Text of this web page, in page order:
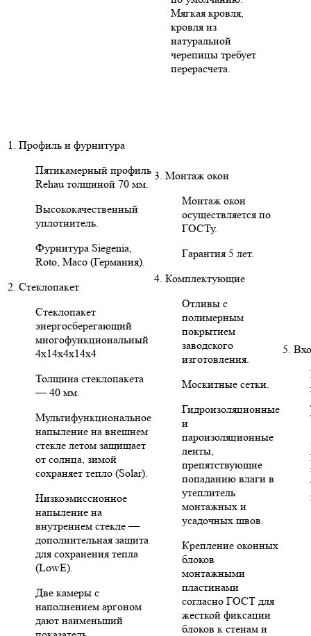
Мягкая кровля,
кровля из
натуральной
черепицы требует
перерасчета.
1. Профиль и фурнитура
Пятикамерный профиль
Rehau толщиной 70 мм.
Высококачественный
уплотнитель.
Фурнитура Siegenia,
Roto, Maco (Германия).
2. Стеклопакет
Стеклопакет
энергосберегающий
многофункциональный
4х14х4х14х4
Толщина стеклопакета
— 40 мм.
Мультифункциональное
напыление на внешнем
стекле летом защищает
от солнца, зимой
сохраняет тепло (Solar).
Низкоэмиссионное
напыление на
внутреннем стекле —
дополнительная защита
для сохранения тепла
(LowE).
Две камеры с
наполнением аргоном
дают наименьший
3. Монтаж окон
Монтаж окон
осуществляется по
ГОСТу.
Гарантия 5 лет.
4. Комплектующие
Отливы с
полимерным
покрытием
заводского
изготовления.
Москитные сетки.
Гидроизоляционные
и
пароизоляционные
ленты,
препятствующие
попаданию влаги в
утеплитель
монтажных и
усадочных швов.
Крепление оконных
блоков
монтажными
пластинами
согласно ГОСТ для
жесткой фиксации
блоков к стенам и
5.